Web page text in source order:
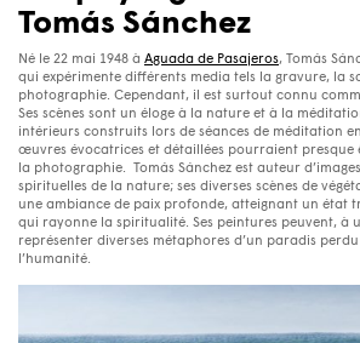
Tomás Sánchez
Né le 22 mai 1948 à Aguada de Pasajeros, Tomás
qui expérimente différents media tels la gravure, la
photographie. Cependant, il est surtout connu
Ses scènes sont un éloge à la nature et à la
intérieurs construits lors de séances de méditation
œuvres évocatrices et détaillées pourraient presque
la photographie. Tomás Sánchez est auteur
spirituelles de la nature; ses diverses scènes de
une ambiance de paix profonde, atteignant un état
qui rayonne la spiritualité. Ses peintures peuvent, à
représenter diverses métaphores d’un paradis
l’humanité.